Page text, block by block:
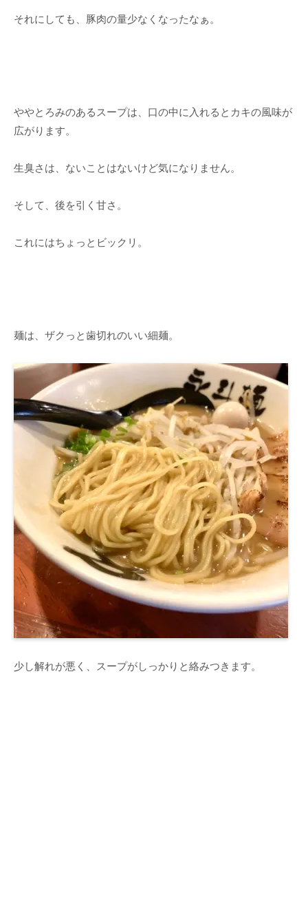
それにしても、豚肉の量少なくなったなぁ。
ややとろみのあるスープは、口の中に入れるとカキの風味が
広がります。
生臭さは、ないことはないけど気になりません。
そして、後を引く甘さ。
これにはちょっとビックリ。
麺は、ザクっと歯切れのいい細麺。
少し解れが悪く、スープがしっかりと絡みつきます。